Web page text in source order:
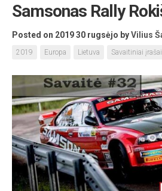
Samsonas Rally
Posted on 2019 30 rugsėjo byVilius
2019 Europa Lietuva Savaitiniai įrašai